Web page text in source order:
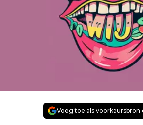
Voeg toe als voorkeursbron